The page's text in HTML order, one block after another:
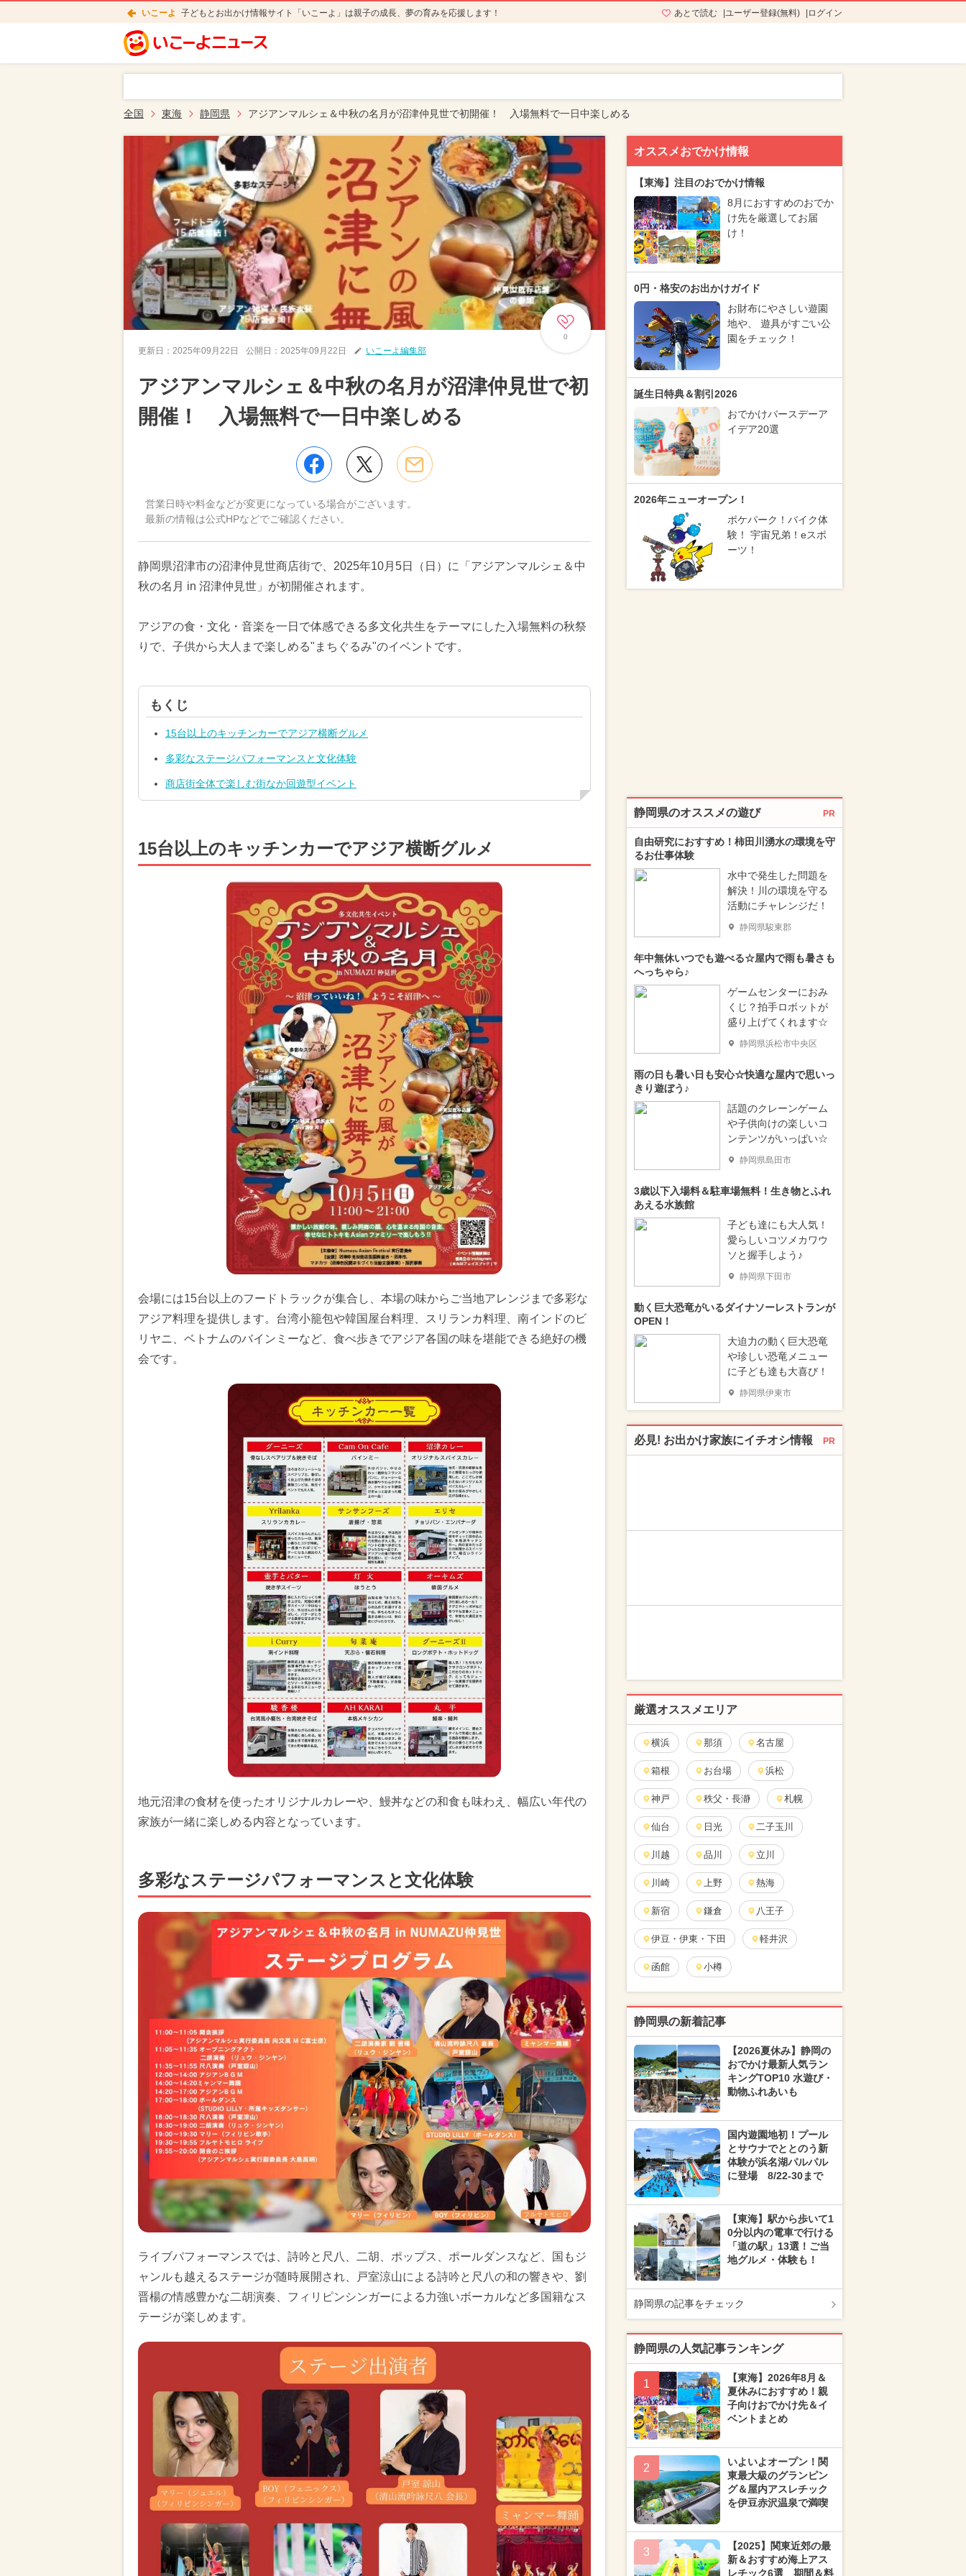
いこーよ 子どもとお出かけ情報サイト「いこーよ」は親子の成長、夢の育みを応援します！ あとで読む ユーザー登録(無料) ログイン
全国 東海 静岡県 アジアンマルシェ＆中秋の名月が沼津仲見世で初開催！ 入場無料で一日中楽しめる
0
更新日： 2025年09月22日 公開日： 2025年09月22日 いこーよ編集部
アジアンマルシェ＆中秋の名月が沼津仲見世で初
開催！ 入場無料で一日中楽しめる
営業日時や料金などが変更になっている場合がございます。
最新の情報は公式HPなどでご確認ください。
静岡県沼津市の沼津仲見世商店街で、2025年10月5日（日）に「アジアンマルシェ＆中
秋の名月 in 沼津仲見世」が初開催されます。
アジアの食・文化・音楽を一日で体感できる多文化共生をテーマにした入場無料の秋祭
りで、子供から大人まで楽しめる"まちぐるみ"のイベントです。
もくじ
15台以上のキッチンカーでアジア横断グルメ
多彩なステージパフォーマンスと文化体験
商店街全体で楽しむ街なか回遊型イベント
15台以上のキッチンカーでアジア横断グルメ
会場には15台以上のフードトラックが集合し、本場の味からご当地アレンジまで多彩な
アジア料理を提供します。台湾小籠包や韓国屋台料理、スリランカ料理、南インドのビ
リヤニ、ベトナムのバインミーなど、食べ歩きでアジア各国の味を堪能できる絶好の機
会です。
地元沼津の食材を使ったオリジナルカレーや、鰻丼などの和食も味わえ、幅広い年代の
家族が一緒に楽しめる内容となっています。
多彩なステージパフォーマンスと文化体験
ライブパフォーマンスでは、詩吟と尺八、二胡、ポップス、ポールダンスなど、国もジ
ャンルも越えるステージが随時展開され、戸室涼山による詩吟と尺八の和の響きや、劉
晋楊の情感豊かな二胡演奏、フィリピンシンガーによる力強いボーカルなど多国籍なス
テージが楽しめます。
オススメおでかけ情報
【東海】注目のおでかけ情報
8月におすすめのおでか
け先を厳選してお届
け！
0円・格安のお出かけガイド
お財布にやさしい遊園
地や、 遊具がすごい公
園をチェック！
誕生日特典＆割引2026
おでかけバースデーア
イデア20選
2026年ニューオープン！
ポケパーク！バイク体
験！ 宇宙兄弟！eスポ
ーツ！
静岡県のオススメの遊び PR
自由研究におすすめ！柿田川湧水の環境を守
るお仕事体験
水中で発生した問題を
解決！川の環境を守る
活動にチャレンジだ！
静岡県駿東郡
年中無休いつでも遊べる☆屋内で雨も暑さも
へっちゃら♪
ゲームセンターにおみ
くじ？拍手ロボットが
盛り上げてくれます☆
静岡県浜松市中央区
雨の日も暑い日も安心☆快適な屋内で思いっ
きり遊ぼう♪
話題のクレーンゲーム
や子供向けの楽しいコ
ンテンツがいっぱい☆
静岡県島田市
3歳以下入場料＆駐車場無料！生き物とふれ
あえる水族館
子ども達にも大人気！
愛らしいコツメカワウ
ソと握手しよう♪
静岡県下田市
動く巨大恐竜がいるダイナソーレストランが
OPEN！
大迫力の動く巨大恐竜
や珍しい恐竜メニュー
に子ども達も大喜び！
静岡県伊東市
必見! お出かけ家族にイチオシ情報 PR
厳選オススメエリア
横浜 那須 名古屋
箱根 お台場 浜松
神戸 秩父・長瀞 札幌
仙台 日光 二子玉川
川越 品川 立川
川崎 上野 熱海
新宿 鎌倉 八王子
伊豆・伊東・下田 軽井沢
函館 小樽
静岡県の新着記事
【2026夏休み】静岡の
おでかけ最新人気ラン
キングTOP10 水遊び・
動物ふれあいも
国内遊園地初！プール
とサウナでととのう新
体験が浜名湖パルパル
に登場 8/22-30まで
【東海】駅から歩いて1
0分以内の電車で行ける
「道の駅」13選！ご当
地グルメ・体験も！
静岡県の記事をチェック
静岡県の人気記事ランキング
1
【東海】2026年8月＆
夏休みにおすすめ！親
子向けおでかけ先＆イ
ベントまとめ
2
いよいよオープン！関
東最大級のグランピン
グ＆屋内アスレチック
を伊豆赤沢温泉で満喫
3
【2025】関東近郊の最
新＆おすすめ海上アス
レチック6選 期間＆料